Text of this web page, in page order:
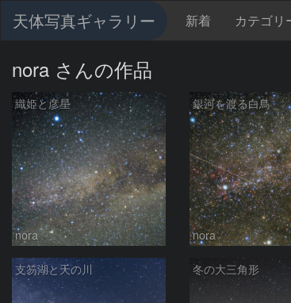
天体写真ギャラリー 新着 カテゴリ
nora さんの作品
織姫と彦星
nora
銀河を渡る白鳥
nora
支笏湖と天の川 冬の大三角形